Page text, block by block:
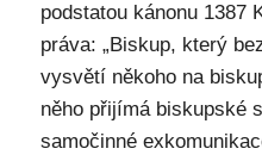
podstatou kánonu 1387
práva: „Biskup, který
vysvětí někoho na
něho přijímá biskupské
samočinné